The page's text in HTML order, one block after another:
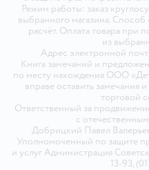
Режим работы: заказ
выбранного магазина.
расчёт. Оплата товара при
из
Адрес электронной
Книга замечаний и
по месту нахождения ООО
вправе оставить замечания
торговой
Ответственный за
с
Добрицкий Павел
Уполномоченный по защите
и услуг Администрация
13-93,